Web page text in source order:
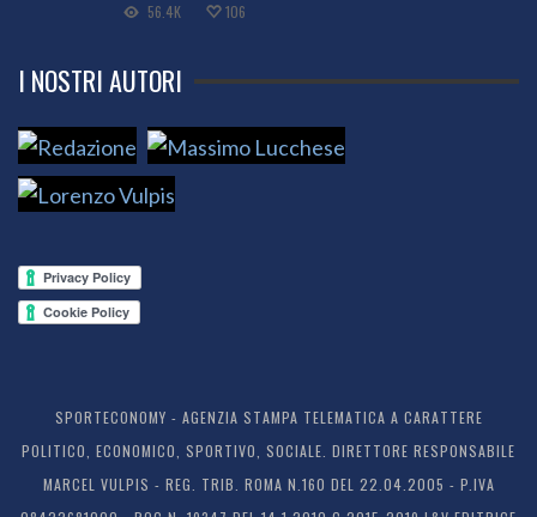
56.4K 106
I NOSTRI AUTORI
SPORTECONOMY - AGENZIA STAMPA TELEMATICA A CARATTERE
POLITICO, ECONOMICO, SPORTIVO, SOCIALE. DIRETTORE RESPONSABILE
MARCEL VULPIS - REG. TRIB. ROMA N.160 DEL 22.04.2005 - P.IVA